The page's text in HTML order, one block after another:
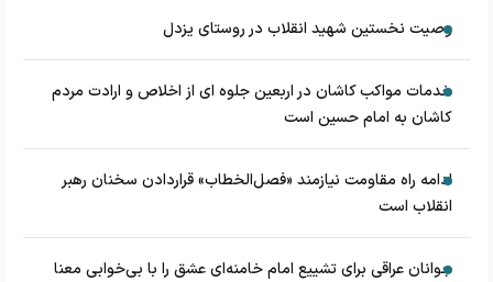
وصیت نخستین شهید انقلاب در روستای یزدل
خدمات مواکب کاشان در اربعین جلوه ای از اخلاص و ارادت مردم
کاشان به امام حسین است
ادامه راه مقاومت نیازمند «فصل‌الخطاب» قراردادن سخنان رهبر
انقلاب است
جوانان عراقی برای تشییع امام خامنه‌ای عشق را با بی‌خوابی معنا